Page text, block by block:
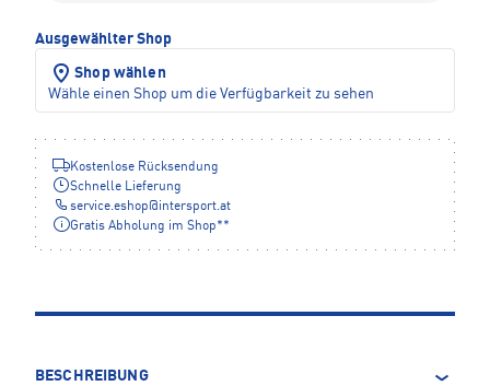
Ausgewählter Shop
Shop wählen
Wähle einen Shop um die Verfügbarkeit zu sehen
Kostenlose Rücksendung
Schnelle Lieferung
service.eshop@ intersport.at
Gratis Abholung im Shop**
BESCHREIBUNG